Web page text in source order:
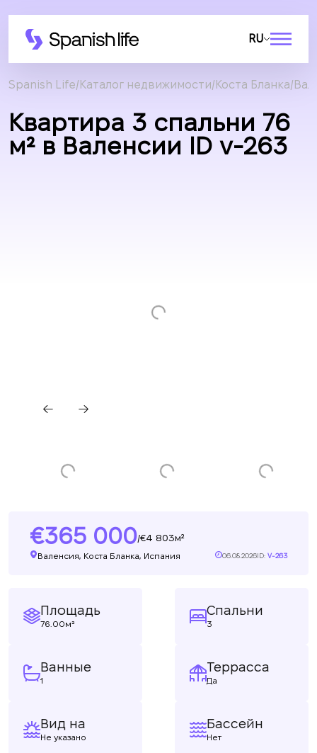
RU
Spanish Life Каталог недвижимости Коста Бланка
Квартира 3 спальни 76
м² в Валенсии ID v-263
365 000/ 4 803м²
Валенсия, Коста Бланка, Испания 06.08.2026ID: V-263
Площадь
76.00м²
Спальни
3
Ванные
1
Террасса
Да
Вид на
Не указано
Бассейн
Нет